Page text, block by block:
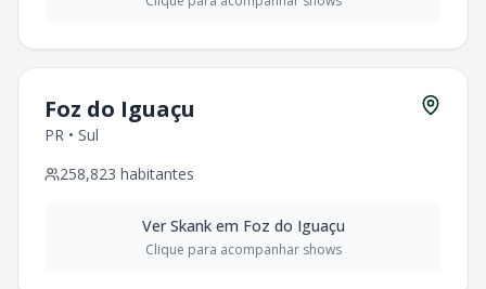
Foz do Iguaçu
PR • Sul
258,823 habitantes
VerSkankem Foz do Iguaçu
Clique para acompanhar shows